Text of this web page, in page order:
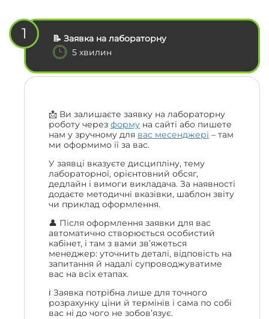
1
📝 Заявка на лабораторну
5 хвилин
📩 Ви залишаєте заявку на лабораторну
роботу через форму на сайті або пишете
нам у зручному для вас месенджері – там
ми оформимо її за вас.
У заявці вказуєте дисципліну, тему
лабораторної, орієнтовний обсяг,
дедлайн і вимоги викладача. За наявності
додаєте методичні вказівки, шаблон звіту
чи приклад оформлення.
👤 Після оформлення заявки для вас
автоматично створюється особистий
кабінет, і там з вами зв’яжеться
менеджер: уточнить деталі, відповість на
запитання й надалі супроводжуватиме
вас на всіх етапах.
ℹ️ Заявка потрібна лише для точного
розрахунку ціни й термінів і сама по собі
вас ні до чого не зобов’язує.